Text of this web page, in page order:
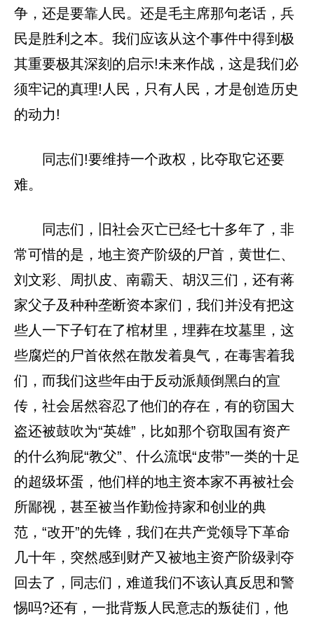
争，还是要靠人民。还是毛主席那句老话，兵
民是胜利之本。我们应该从这个事件中得到极
其重要极其深刻的启示!未来作战，这是我们必
须牢记的真理!人民，只有人民，才是创造历史
的动力!
同志们!要维持一个政权，比夺取它还要
难。
同志们，旧社会灭亡已经七十多年了，非
常可惜的是，地主资产阶级的尸首，黄世仁、
刘文彩、周扒皮、南霸天、胡汉三们，还有蒋
家父子及种种垄断资本家们，我们并没有把这
些人一下子钉在了棺材里，埋葬在坟墓里，这
些腐烂的尸首依然在散发着臭气，在毒害着我
们，而我们这些年由于反动派颠倒黑白的宣
传，社会居然容忍了他们的存在，有的窃国大
盗还被鼓吹为“英雄”，比如那个窃取国有资产
的什么狗屁“教父”、什么流氓“皮带”一类的十足
的超级坏蛋，他们样的地主资本家不再被社会
所鄙视，甚至被当作勤俭持家和创业的典
范，“改开”的先锋，我们在共产党领导下革命
几十年，突然感到财产又被地主资产阶级剥夺
回去了，同志们，难道我们不该认真反思和警
惕吗?还有，一批背叛人民意志的叛徒们，他